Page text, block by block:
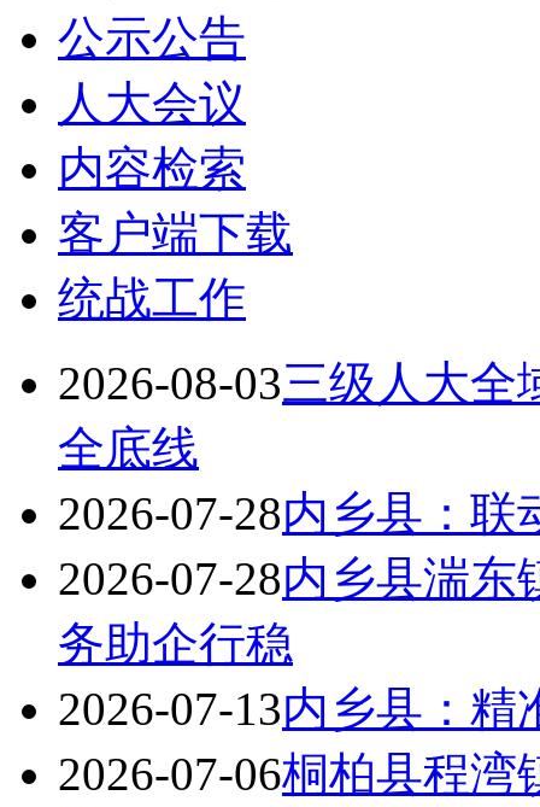
公示公告
人大会议
内容检索
客户端下载
统战工作
2026-08-03三级人大全
全底线
2026-07-28内乡县：联
2026-07-28内乡县湍东
务助企行稳
2026-07-13内乡县：精
2026-07-06桐柏县程湾